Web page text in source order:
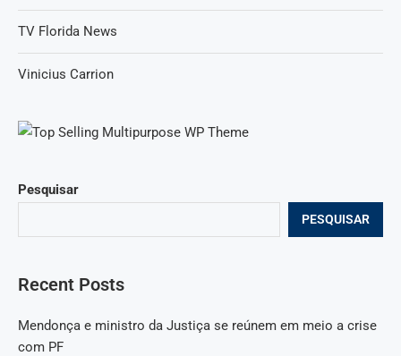
Pesquisar
PESQUISAR
Recent Posts
Mendonça e ministro da Justiça se reúnem em meio a crise
com PF
TV Florida News
Vinicius Carrion